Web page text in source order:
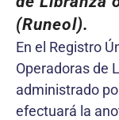
(Runeol).
En el Registro
Operadoras de
administrado
efectuará la